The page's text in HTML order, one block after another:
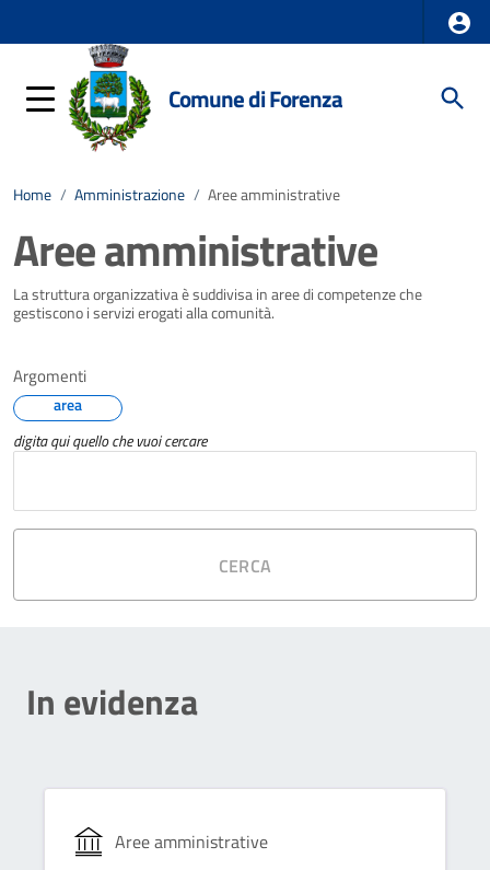
Comune di Forenza
Home / Amministrazione / Aree amministrative
Aree amministrative
La struttura organizzativa è suddivisa in aree di competenze che
gestiscono i servizi erogati alla comunità.
Argomenti
area
digita qui quello che vuoi cercare
CERCA
In evidenza
Aree amministrative